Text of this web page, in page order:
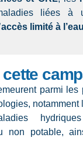
liées à
accès limité à
parmi les
notamment
non potable,